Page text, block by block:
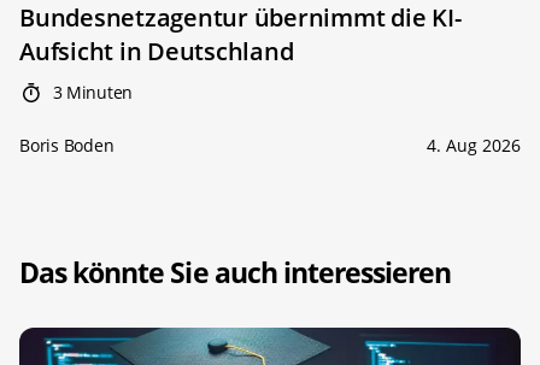
Bundesnetzagentur übernimmt die KI-
Aufsicht in Deutschland
3 Minuten
Boris Boden 4. Aug 2026
Das könnte Sie auch interessieren